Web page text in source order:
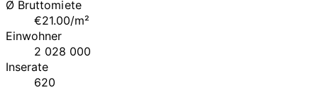
Ø Bruttomiete
€21.00/m²
Einwohner
2 028 000
Inserate
620